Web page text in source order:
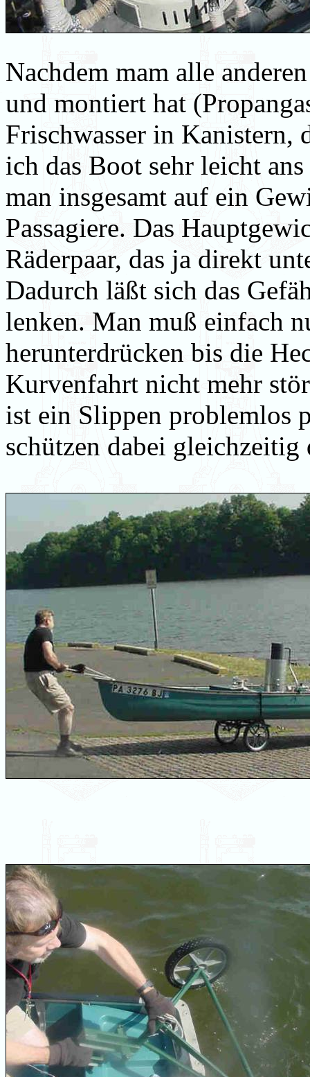
Nachdem mam alle
und montiert hat
Frischwasser in Kanistern,
ich das Boot sehr leicht
man insgesamt auf ein
Passagiere. Das
Räderpaar, das ja direkt
Dadurch läßt sich das
lenken. Man muß einfach
herunterdrücken bis die
Kurvenfahrt nicht mehr
ist ein Slippen problemlos
schützen dabei